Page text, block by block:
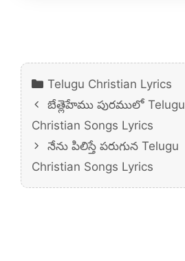
Categories
Telugu Christian Lyrics
బేత్లెహేము పురములో Telugu
Christian Songs Lyrics
నేను పిలిస్తే పరుగున Telugu
Christian Songs Lyrics